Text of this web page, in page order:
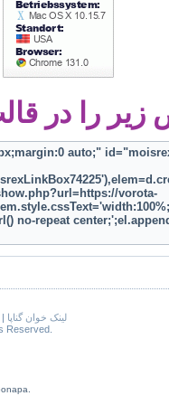
را در
لینک خوان گناپا
Reserved.